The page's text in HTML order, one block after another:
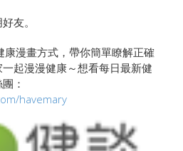
友。
康漫畫方式，帶你簡單瞭解正確
起漫漫健康～想看每日最新健
：
havemary